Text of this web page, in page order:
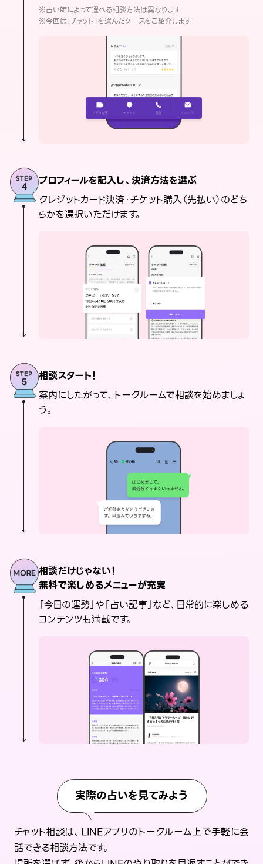
※占い師によって選べる相談方法は異なります
※今回は「チャット」を選んだケースをご紹介します
プロフィールを記入し、決済方法を選ぶ
クレジットカード決済・チケット購入（先払い）のどち
らかを選択いただけます。
相談スタート！
案内にしたがって、トークルームで相談を始めましょ
う。
相談だけじゃない！
無料で楽しめるメニューが充実
「今日の運勢」や「占い記事」など、日常的に楽しめる
コンテンツも満載です。
実際の占いを見てみよう
チャット相談は、LINEアプリのトークルーム上で手軽に会
話できる相談方法です。